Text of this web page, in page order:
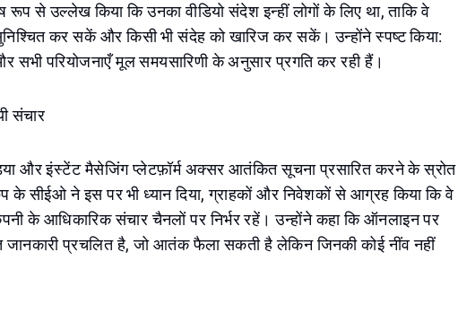
से उल्लेख किया कि उनका वीडियो संदेश इन्हीं लोगों के लिए था, ताकि वे
कर सकें और किसी भी संदेह को खारिज कर सकें। उन्होंने स्पष्ट किया:
सभी परियोजनाएँ मूल समयसारिणी के अनुसार प्रगति कर रही हैं।
संचार
और इंस्टेंट मैसेजिंग प्लेटफ़ॉर्म अक्सर आतंकित सूचना प्रसारित करने के स्रोत
के सीईओ ने इस पर भी ध्यान दिया, ग्राहकों और निवेशकों से आग्रह किया कि वे
के आधिकारिक संचार चैनलों पर निर्भर रहें। उन्होंने कहा कि ऑनलाइन पर
प्रचलित है, जो आतंक फैला सकती है लेकिन जिनकी कोई नींव नहीं